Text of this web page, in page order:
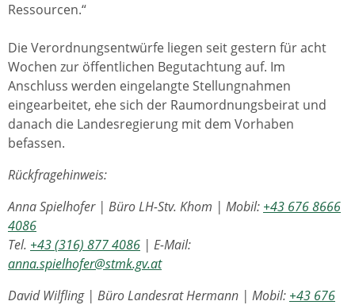
Ressourcen.“
Die Verordnungsentwürfe liegen seit gestern für acht
Wochen zur öffentlichen Begutachtung auf. Im
Anschluss werden eingelangte Stellungnahmen
eingearbeitet, ehe sich der Raumordnungsbeirat und
danach die Landesregierung mit dem Vorhaben
befassen.
Rückfragehinweis:
Anna Spielhofer | Büro LH-Stv. Khom | Mobil: +43 676 8666
4086
Tel. +43 (316) 877 4086 | E-Mail:
anna.spielhofer@stmk.gv.at
David Wilfling | Büro Landesrat Hermann | Mobil: +43 676